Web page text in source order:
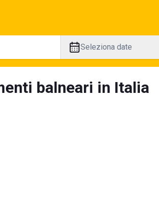
Seleziona date
balneari in Italia